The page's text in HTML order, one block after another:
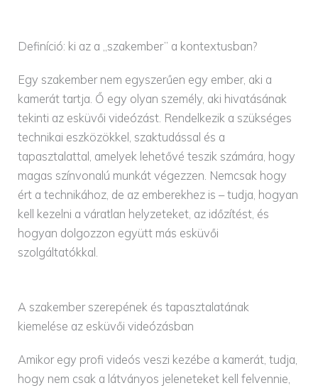
Definíció: ki az a „szakember” a kontextusban?
Egy szakember nem egyszerűen egy ember, aki a
kamerát tartja. Ő egy olyan személy, aki hivatásának
tekinti az esküvői videózást. Rendelkezik a szükséges
technikai eszközökkel, szaktudással és a
tapasztalattal, amelyek lehetővé teszik számára, hogy
magas színvonalú munkát végezzen. Nemcsak hogy
ért a technikához, de az emberekhez is – tudja, hogyan
kell kezelni a váratlan helyzeteket, az időzítést, és
hogyan dolgozzon együtt más esküvői
szolgáltatókkal.
A szakember szerepének és tapasztalatának
kiemelése az esküvői videózásban
Amikor egy profi videós veszi kezébe a kamerát, tudja,
hogy nem csak a látványos jeleneteket kell felvennie,